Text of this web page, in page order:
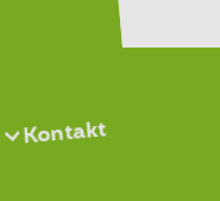
Kontakt